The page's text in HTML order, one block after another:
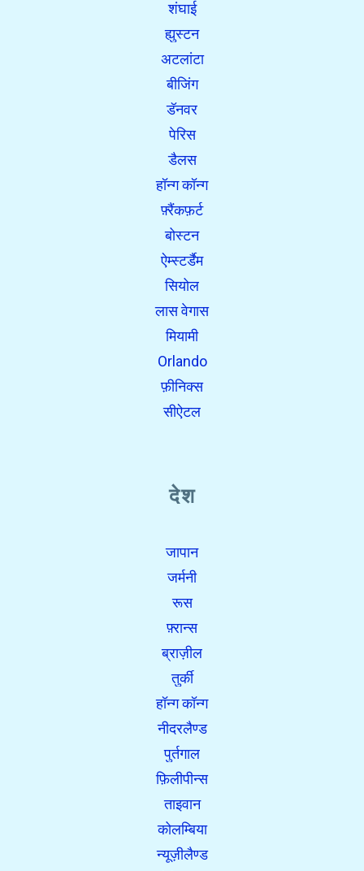
शंघाई
ह्युस्टन
अटलांटा
बीजिंग
डॅनवर
पेरिस
डैलस
हॉन्ग कॉन्ग
फ़्रैंकफ़र्ट
बोस्टन
ऐम्स्टर्डैम
सियोल
लास वेगास
मियामी
Orlando
फ़ीनिक्स
सीऐटल
देश
जापान
जर्मनी
रूस
फ़्रान्स
ब्राज़ील
तुर्की
हॉन्ग कॉन्ग
नीदरलैण्ड
पुर्तगाल
फ़िलीपीन्स
ताइवान
कोलम्बिया
न्यूज़ीलैण्ड